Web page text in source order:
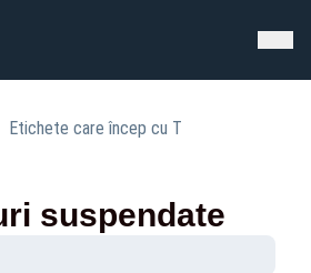
Etichete care încep cu T
suspendate